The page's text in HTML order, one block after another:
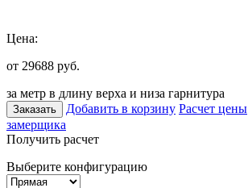
Цена:
от 29688 руб.
за метр в длину верха и низа гарнитура
Заказать Добавить в корзину Расчет цены
замерщика
Получить расчет
Выберите конфигурацию